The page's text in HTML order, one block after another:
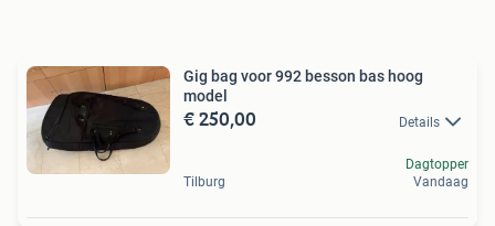
Gig bag voor 992 besson bas hoog
model
€ 250,00 Details
Tilburg
Dagtopper
Vandaag